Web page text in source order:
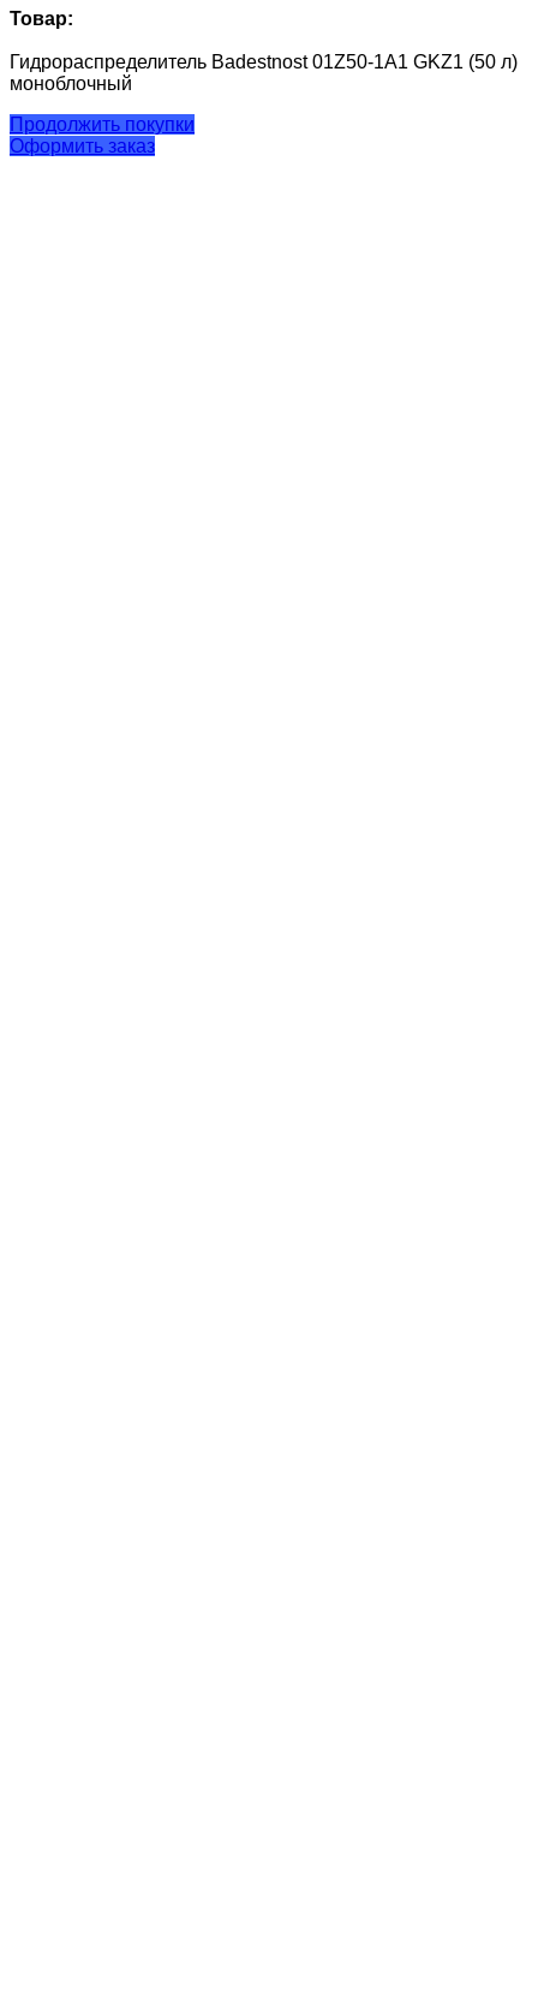
Товар:
Гидрораспределитель Badestnost 01Z50-1А1 GKZ1 (50 л)
моноблочный
Продолжить покупки
Оформить заказ